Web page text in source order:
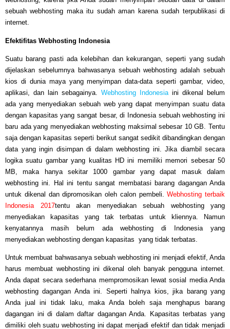
sebuah webhosting maka itu sudah aman karena sudah terpublikasi di
internet.
Efektifitas Webhosting Indonesia
Suatu barang pasti ada kelebihan dan kekurangan, seperti yang sudah
dijelaskan sebelumnya bahwasanya sebuah webhosting adalah sebuah
kios di dunia maya yang menyimpan data-data seperti gambar, video,
aplikasi, dan lain sebagainya. Webhosting Indonesia ini dikenal belum
ada yang menyediakan sebuah web yang dapat menyimpan suatu data
dengan kapasitas yang sangat besar, di Indonesia sebuah webhosting ini
baru ada yang menyediakan webhosting maksimal sebesar 10 GB. Tentu
saja dengan kapasitas seperti berikut sangat sedikit dibandingkan dengan
data yang ingin disimpan di dalam webhosting ini. Jika diambil secara
logika suatu gambar yang kualitas HD ini memiliki memori sebesar 50
MB, maka hanya sekitar 1000 gambar yang dapat masuk dalam
webhosting ini. Hal ini tentu sangat membatasi barang dagangan Anda
untuk dikenal dan dipromosikan oleh calon pembeli.Webhosting terbaik
Indonesia 2017tentu akan menyediakan sebuah webhosting yang
menyediakan kapasitas yang tak terbatas untuk kliennya. Namun
kenyatannya masih belum ada webhosting di Indonesia yang
menyediakan webhosting dengan kapasitas yang tidak terbatas.
Untuk membuat bahwasanya sebuah webhosting ini menjadi efektif, Anda
harus membuat webhosting ini dikenal oleh banyak pengguna internet.
Anda dapat secara sederhana mempromosikan lewat sosial media Anda
webhosting dagangan Anda ini. Seperti halnya kios, jika barang yang
Anda jual ini tidak laku, maka Anda boleh saja menghapus barang
dagangan ini di dalam daftar dagangan Anda. Kapasitas terbatas yang
dimiliki oleh suatu webhosting ini dapat menjadi efektif dan tidak menjadi